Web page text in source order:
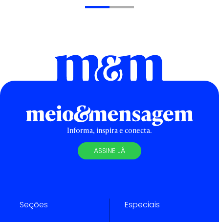
Informa, inspira e conecta.
ASSINE JÁ
Seções Especiais